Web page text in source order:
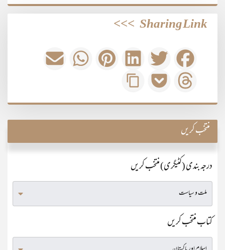
Sharing Link
>>>
منتخب کریں
درجہ بندی (کٹیگری) منتخب کریں
کتاب منتخب کریں